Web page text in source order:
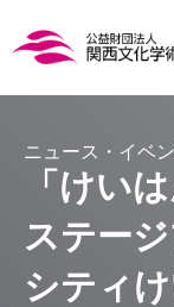
「けい
ステー
シティ